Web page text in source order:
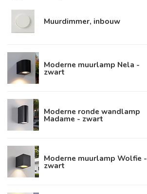
Muurdimmer, inbouw
Moderne muurlamp Nela -
zwart
Moderne ronde wandlamp
Madame - zwart
Moderne muurlamp Wolfie -
zwart